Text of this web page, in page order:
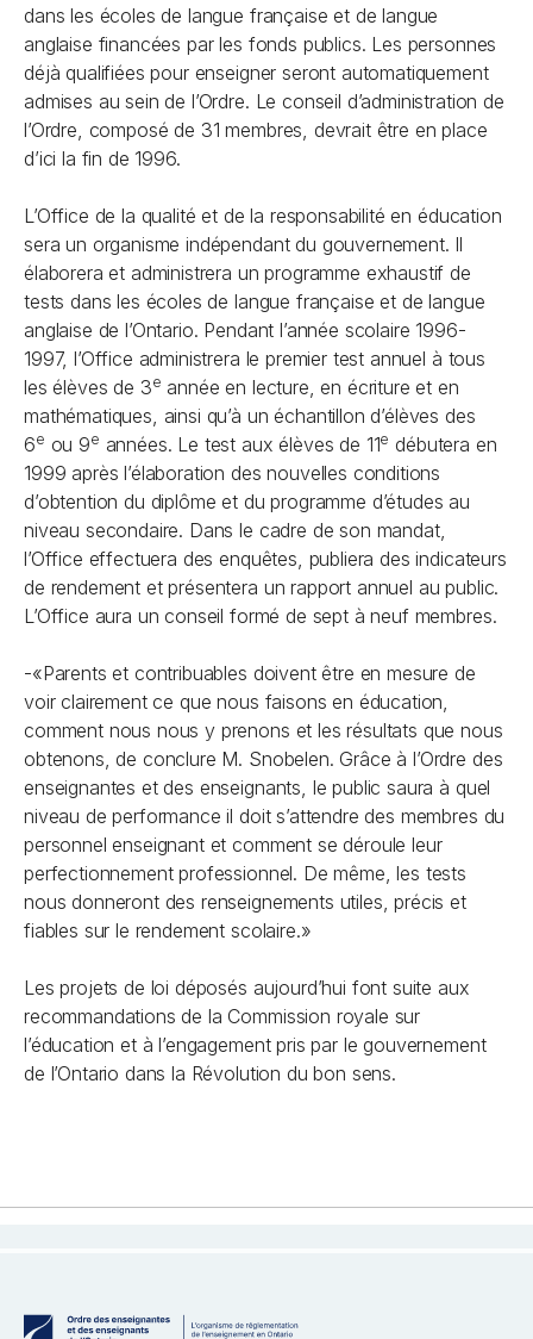
dans les écoles de langue française et de langue
anglaise financées par les fonds publics. Les personnes
déjà qualifiées pour enseigner seront automatiquement
admises au sein de l’Ordre. Le conseil d’administration de
l’Ordre, composé de 31 membres, devrait être en place
d’ici la fin de 1996.
L’Office de la qualité et de la responsabilité en éducation
sera un organisme indépendant du gouvernement. Il
élaborera et administrera un programme exhaustif de
tests dans les écoles de langue française et de langue
anglaise de l’Ontario. Pendant l’année scolaire 1996-
1997, l’Office administrera le premier test annuel à tous
les élèves de 3e année en lecture, en écriture et en
mathématiques, ainsi qu’à un échantillon d’élèves des
6e ou 9e années. Le test aux élèves de 11e débutera en
1999 après l’élaboration des nouvelles conditions
d’obtention du diplôme et du programme d’études au
niveau secondaire. Dans le cadre de son mandat,
l’Office effectuera des enquêtes, publiera des indicateurs
de rendement et présentera un rapport annuel au public.
L’Office aura un conseil formé de sept à neuf membres.
-«Parents et contribuables doivent être en mesure de
voir clairement ce que nous faisons en éducation,
comment nous nous y prenons et les résultats que nous
obtenons, de conclure M. Snobelen. Grâce à l’Ordre des
enseignantes et des enseignants, le public saura à quel
niveau de performance il doit s’attendre des membres du
personnel enseignant et comment se déroule leur
perfectionnement professionnel. De même, les tests
nous donneront des renseignements utiles, précis et
fiables sur le rendement scolaire.»
Les projets de loi déposés aujourd’hui font suite aux
recommandations de la Commission royale sur
l’éducation et à l’engagement pris par le gouvernement
de l’Ontario dans la Révolution du bon sens.